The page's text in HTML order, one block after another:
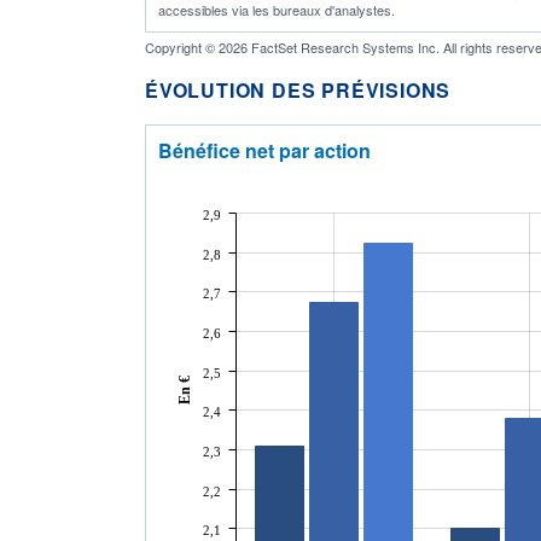
accessibles via les bureaux d'analystes.
Copyright © 2026 FactSet Research Systems Inc. All rights
ÉVOLUTION DES PRÉVISIONS
Bénéfice net par action
2,1
2,2
2,3
2,4
2,5
2,6
2,7
2,8
2,9
En €